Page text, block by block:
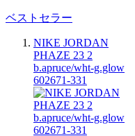
ベストセラー
NIKE JORDAN
PHAZE 23 2
b.apruce/wht-g.glow
602671-331